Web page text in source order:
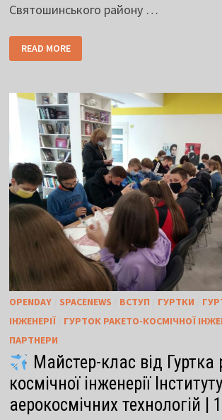
Святошинського району …
READ MORE
OPENDAY/ SPACENEWS ВСТУП ГУРТКИ
ІНЖЕНЕРІЇ/ ГУРТОК РАКЕТО-КОСМІЧНОЇ
ПАРТНЕРИ
Майстер-клас від Гуртка
космічної інженерії Інституту
аерокосмічних технологій |